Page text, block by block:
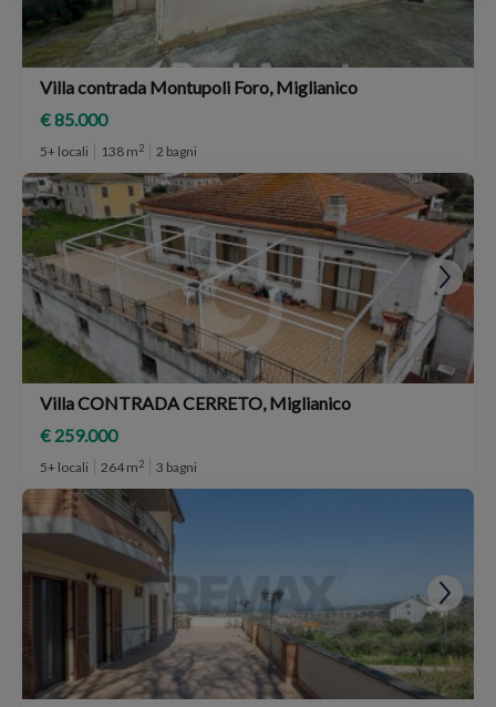
Villa contrada Montupoli Foro, Miglianico
€ 85.000
5+ locali 138 m2 2 bagni
Villa CONTRADA CERRETO, Miglianico
€ 259.000
5+ locali 264 m2 3 bagni